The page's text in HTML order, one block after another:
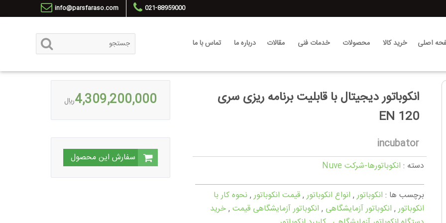
info@parsfaraso.com 021-88959000
اصلی خرید کالا محصولات خدمات فنی مقالات درباره ما تماس با ما
انکوباتور ديجيتال با قابلیت برنامه ریزی سری
EN 120
incubator
دسته : انکوباتورها-شرکت Nuve
برچسب ها : انکوباتور, انواع انکوباتور,قیمت انکوباتور,نحوه کار با
انکوباتور, انکوباتور آزمایشگاهی , انکوباتور آزمایشگاهی قیمت ,خرید
4,309,200,000ريال
سفارش این محصول